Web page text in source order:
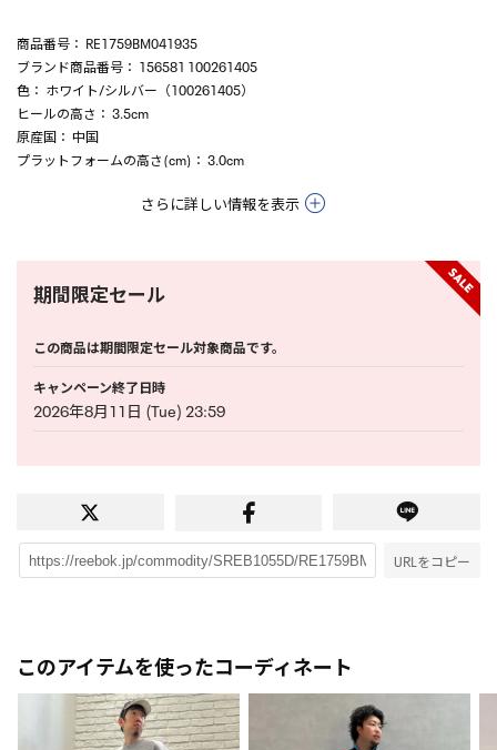
商品番号 ： RE1759BM041935
ブランド商品番号 ： 156581 100261405
色 ： ホワイト/シルバー（100261405）
ヒールの高さ ： 3.5cm
原産国 ： 中国
プラットフォームの高さ(cm) ： 3.0cm
さらに詳しい情報を表示
期間限定セール
この商品は期間限定セール対象商品です。
キャンペーン終了日時
2026年8月11日 (Tue) 23:59
URLをコピー
このアイテムを使ったコーディネート